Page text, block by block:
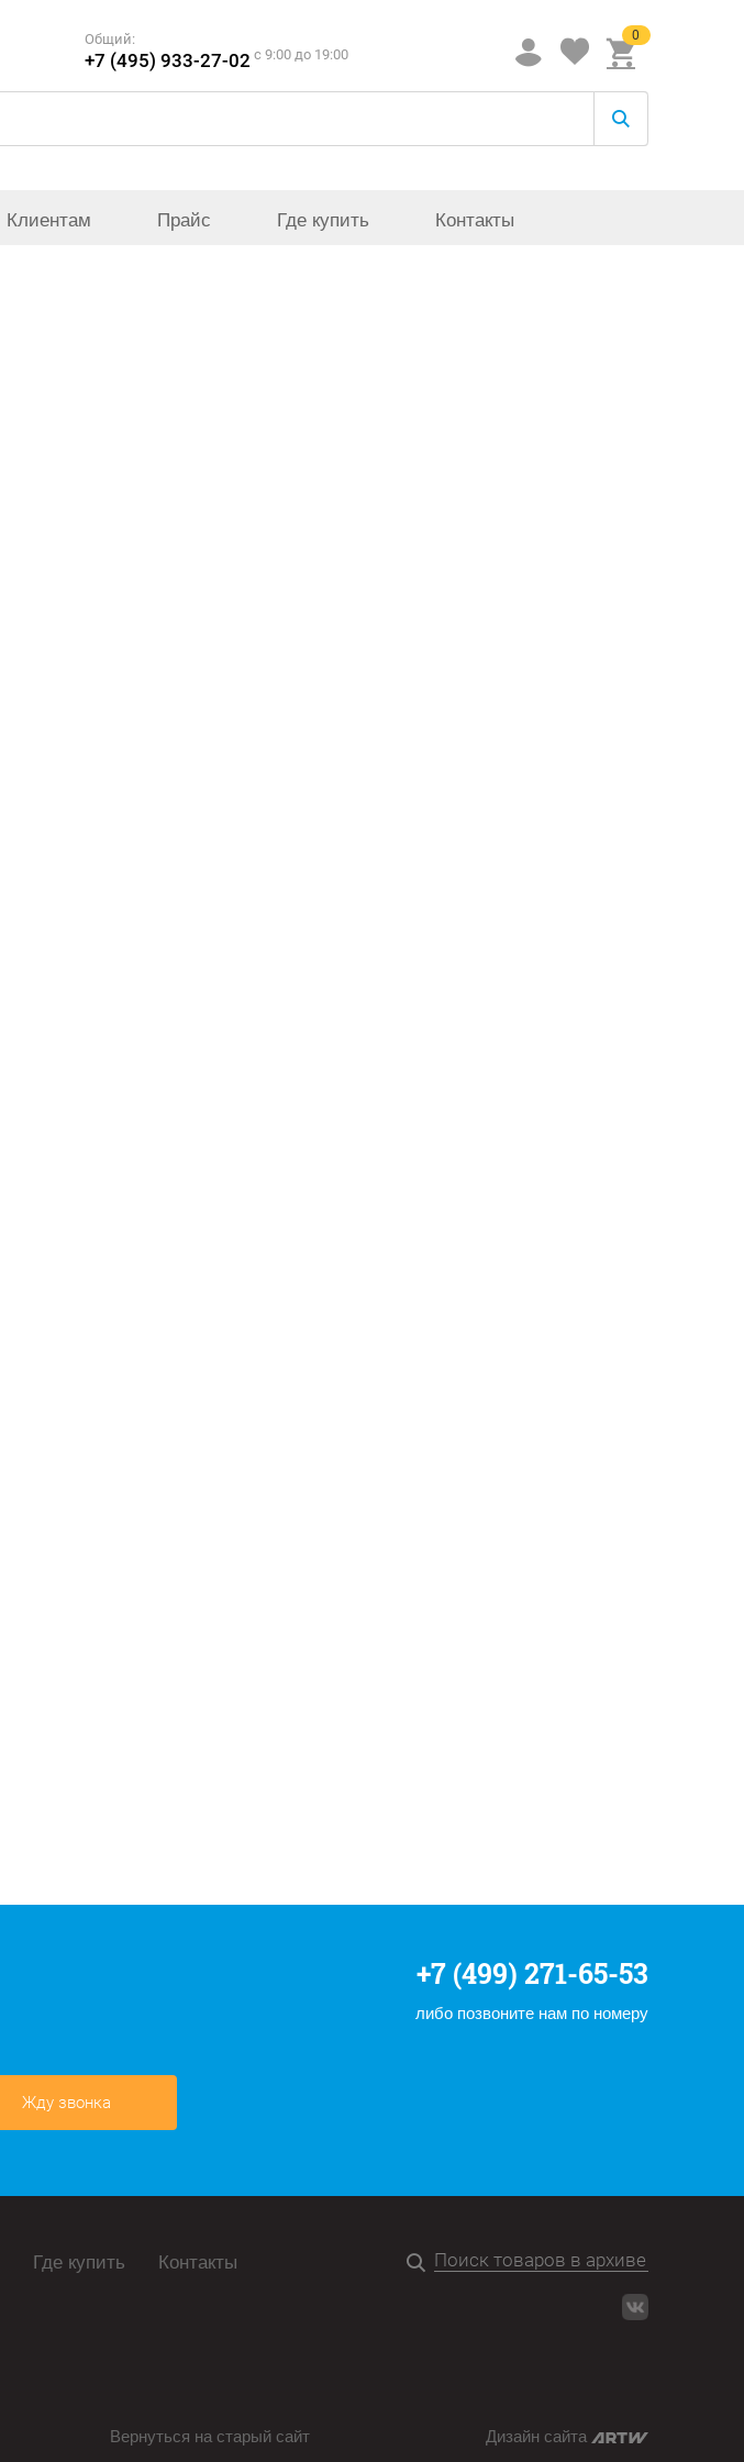
Общий:
+7 (495) 933-27-02 c 9:00 до 19:00
0
Клиентам Прайс Где купить Контакты
+7 (499) 271-65-53
либо позвоните нам по номеру
Жду звонка
Где купить Контакты
Вернуться на старый сайт Дизайн сайта